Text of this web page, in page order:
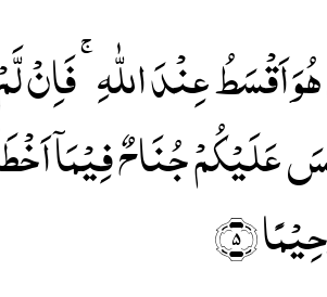
اَقۡسَطُ عِنۡدَ اللّٰہِ ۚ فَاِنۡ
عَلَیۡکُمۡ جُنَاحٌ فِیۡمَاۤ
﴿۵﴾